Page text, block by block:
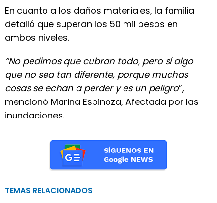
En cuanto a los daños materiales, la familia
detalló que superan los 50 mil pesos en
ambos niveles.
“No pedimos que cubran todo, pero sí algo
que no sea tan diferente, porque muchas
cosas se echan a perder y es un peligro”,
mencionó Marina Espinoza, Afectada por las
inundaciones.
TEMAS RELACIONADOS